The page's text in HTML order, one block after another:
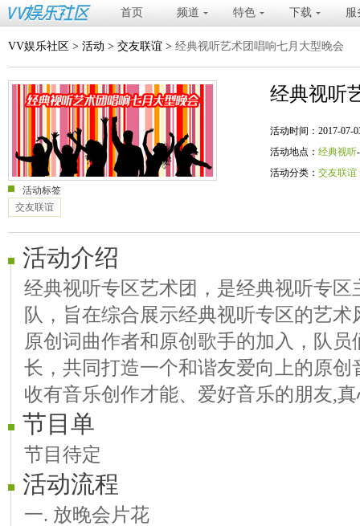
首页 频道 特色 下载 服
VV娱乐社区 > 活动 > 交友联谊 > 经典视听艺术团唱响七月大型晚会
经典视听
活动时间：2017-07-
活动地点： 经典视听
活动分类： 交友联谊
活动标签
交友联谊
活动介绍
经典视听专区艺术团，是经典视听专
队，旨在综合展示经典视听专区的艺
原创词曲作者和原创歌手的加入，队
长，共同打造一个和谐友爱向上的原
收有音乐创作才能、爱好音乐的朋友,
节目单
节目待定
活动流程
一. 放晚会片花